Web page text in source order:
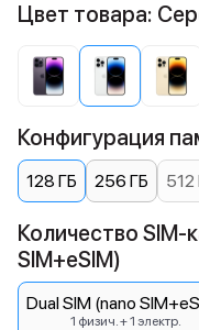
Цвет товара:
Конфигурация
128 ГБ 256 ГБ 512
Количество SIM-
SIM+eSIM)
Dual SIM (nano
1 физич. + 1 электр.